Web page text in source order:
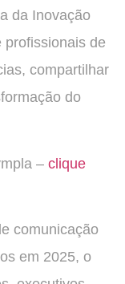
da Inovação
profissionais de
compartilhar
do
– clique
comunicação
em 2025, o